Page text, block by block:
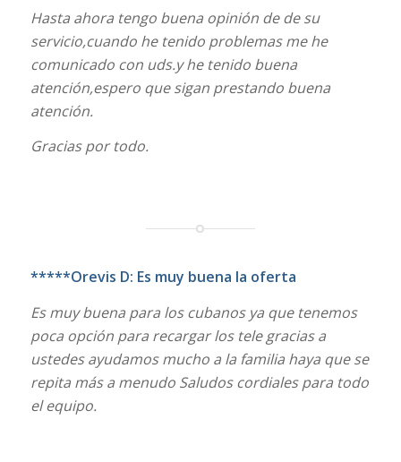
Hasta ahora tengo buena opinión de de su
servicio,cuando he tenido problemas me he
comunicado con uds.y he tenido buena
atención,espero que sigan prestando buena
atención.
Gracias por todo.
*****Orevis D: Es muy buena la oferta
Es muy buena para los cubanos ya que tenemos
poca opción para recargar los tele gracias a
ustedes ayudamos mucho a la familia haya que se
repita más a menudo Saludos cordiales para todo
el equipo.